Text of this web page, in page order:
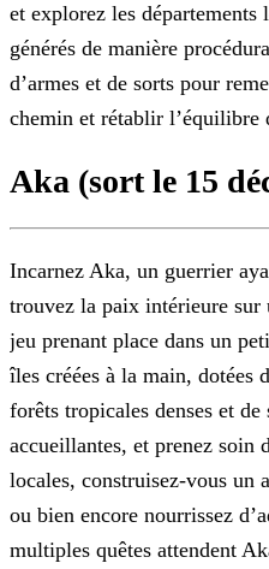
et explorez les départements
générés de manière
d’armes et de sorts pour
chemin et rétablir l’équilibre
Aka (sort le 15
Incarnez Aka, un guerrier
trouvez la paix intérieure sur
jeu prenant place dans un
îles créées à la main, dotées
forêts tropicales denses et de
accueillantes, et prenez soin
locales, construisez-vous un
ou bien encore nourrissez
multiples quêtes attendent